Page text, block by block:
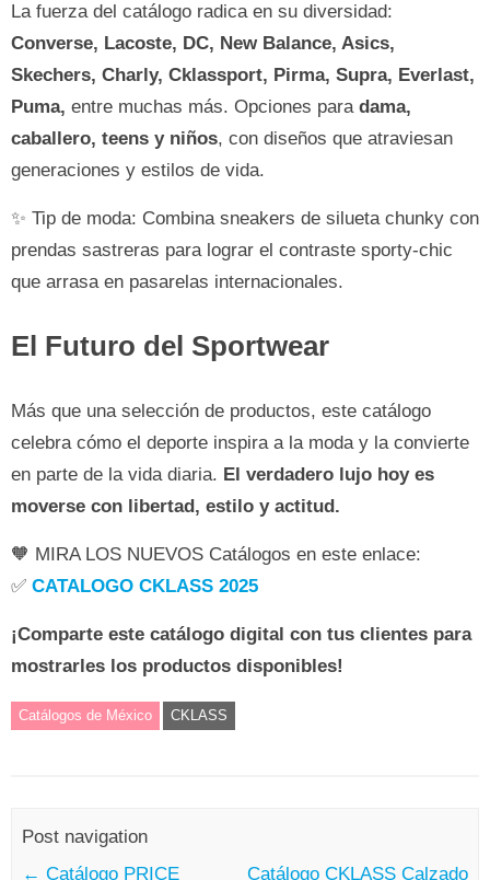
La fuerza del catálogo radica en su diversidad:
Converse, Lacoste, DC, New Balance, Asics,
Skechers, Charly, Cklassport, Pirma, Supra, Everlast,
Puma, entre muchas más. Opciones para dama,
caballero, teens y niños, con diseños que atraviesan
generaciones y estilos de vida.
✨ Tip de moda: Combina sneakers de silueta chunky con
prendas sastreras para lograr el contraste sporty-chic
que arrasa en pasarelas internacionales.
El Futuro del Sportwear
Más que una selección de productos, este catálogo
celebra cómo el deporte inspira a la moda y la convierte
en parte de la vida diaria. El verdadero lujo hoy es
moverse con libertad, estilo y actitud.
🧡 MIRA LOS NUEVOS Catálogos en este enlace:
✅ CATALOGO CKLASS 2025
¡Comparte este catálogo digital con tus clientes para
mostrarles los productos disponibles!
Catálogos de México CKLASS
Post navigation
← Catálogo PRICE
Catálogo CKLASS Calzado